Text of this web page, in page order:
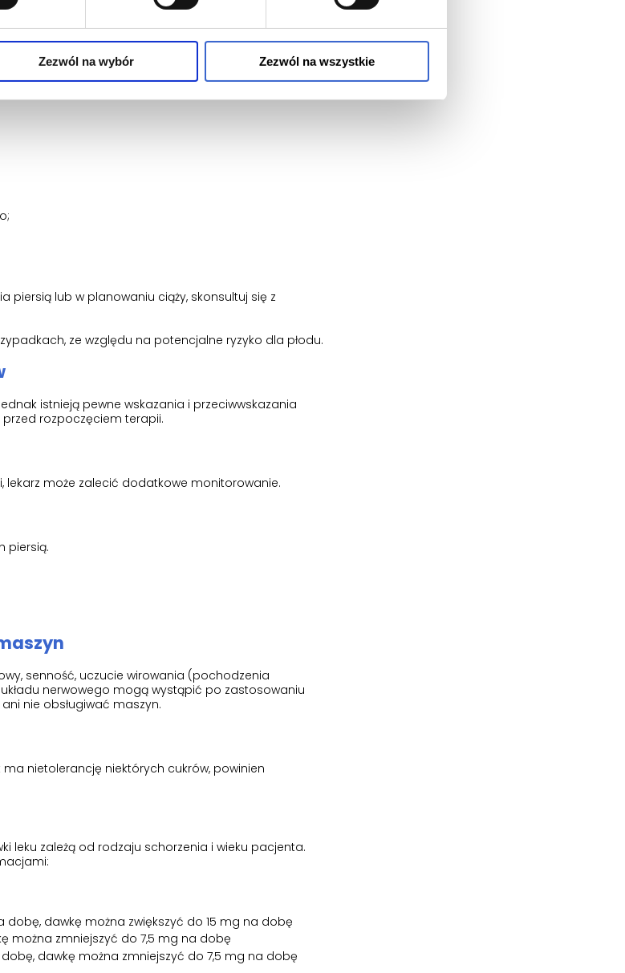
Zezwól na wybór Zezwól na wszystkie
leczenia.
Aglan 15
obecnie lub planowanych:
piersią lub w planowaniu ciąży, skonsultuj się z
ze względu na potencjalne ryzyko dla płodu.
istnieją pewne wskazania i przeciwwskazania
rozpoczęciem terapii.
lekarz może zalecić dodatkowe monitorowanie.
piersią.
senność, uczucie wirowania (pochodzenia
nerwowego mogą wystąpić po zastosowaniu
nie obsługiwać maszyn.
nietolerancję niektórych cukrów, powinien
leku zależą od rodzaju schorzenia i wieku pacjenta.
dawkę można zwiększyć do 15 mg na dobę
można zmniejszyć do 7,5 mg na dobę
dawkę można zmniejszyć do 7,5 mg na dobę